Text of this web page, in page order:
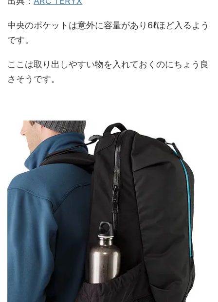
中央のポケットは意外に容量があり6ℓほど入るよう
です。
ここは取り出しやすい物を入れておくのにちょう良
さそうです。